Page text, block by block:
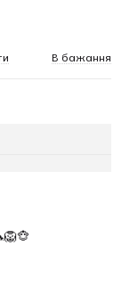
В бажання